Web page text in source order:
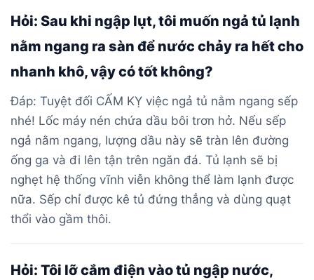
Hỏi: Sau khi ngập lụt, tôi muốn ngả tủ lạnh
nằm ngang ra sàn để nước chảy ra hết cho
nhanh khô, vậy có tốt không?
Đáp: Tuyệt đối CẤM KỴ việc ngả tủ nằm ngang sếp
nhé! Lốc máy nén chứa dầu bôi trơn hở. Nếu sếp
ngả nằm ngang, lượng dầu này sẽ tràn lên đường
ống ga và đi lên tận trên ngăn đá. Tủ lạnh sẽ bị
nghẹt hệ thống vĩnh viễn không thể làm lạnh được
nữa. Sếp chỉ được kê tủ đứng thẳng và dùng quạt
thổi vào gầm thôi.
Hỏi: Tôi lỡ cắm điện vào tủ ngập nước,